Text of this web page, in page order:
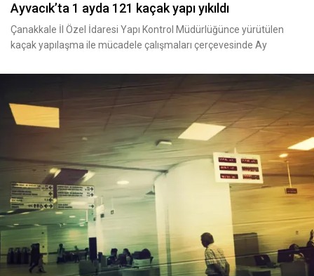
Ayvacık’ta 1 ayda 121 kaçak yapı yıkıldı
Çanakkale İl Özel İdaresi Yapı Kontrol Müdürlüğünce yürütülen
kaçak yapılaşma ile mücadele çalışmaları çerçevesinde Ay